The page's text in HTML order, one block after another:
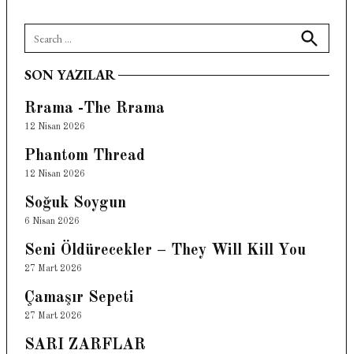
for:
Search
SON YAZILAR
Rrama -The Rrama
12 Nisan 2026
Phantom Thread
12 Nisan 2026
Soğuk Soygun
6 Nisan 2026
Seni Öldürecekler – They Will Kill You
27 Mart 2026
Çamaşır Sepeti
27 Mart 2026
SARI ZARFLAR